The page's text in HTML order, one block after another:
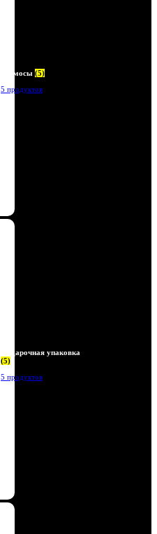
Термосы (5)
5 продуктов
Подарочная упаковка
(5)
5 продуктов